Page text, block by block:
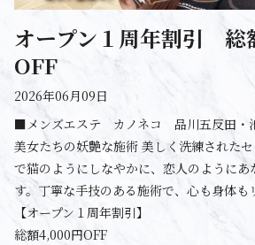
オープン１周年割引 総
OFF
2026年06月09日
■メンズエステ カノネコ 品川五反田・
美女たちの妖艶な施術 美しく洗練された
で猫のようにしなやかに、恋人のようにあ
す。丁寧な手技のある施術で、心も身体も
【オープン１周年割引】
総額4,000円OFF